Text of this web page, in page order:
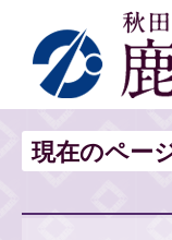
現在のペー